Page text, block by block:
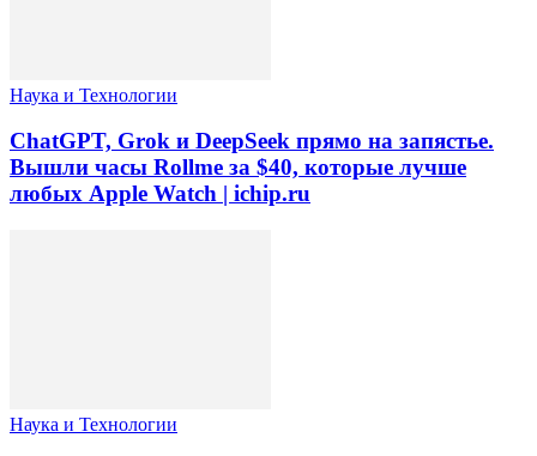
Наука и Технологии
ChatGPT, Grok и DeepSeek прямо на запястье.
Вышли часы Rollme за $40, которые лучше
любых Apple Watch | ichip.ru
Наука и Технологии